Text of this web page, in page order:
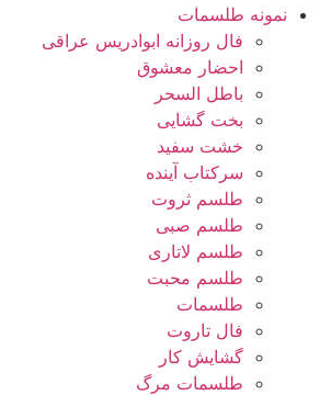
نمونه طلسمات
فال روزانه ابوادریس عراقی
احضار معشوق
باطل السحر
بخت گشایی
خشت سفید
سرکتاب آینده
طلسم ثروت
طلسم صبی
طلسم لاتاری
طلسم محبت
طلسمات
فال تاروت
گشایش کار
طلسمات مرگ